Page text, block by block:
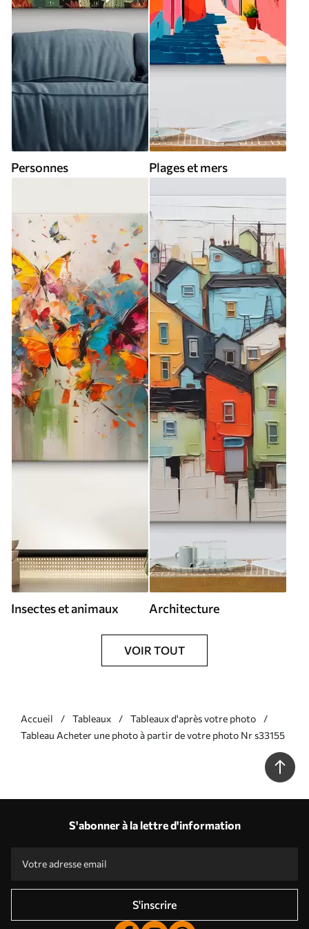
Personnes Plages et mers
Insectes et animaux Architecture
VOIR TOUT
Accueil Tableaux
Tableaux d'après votre photo
Tableau Acheter une photo à partir de votre photo Nr s33155
S'abonner à la lettre d'information
S'inscrire